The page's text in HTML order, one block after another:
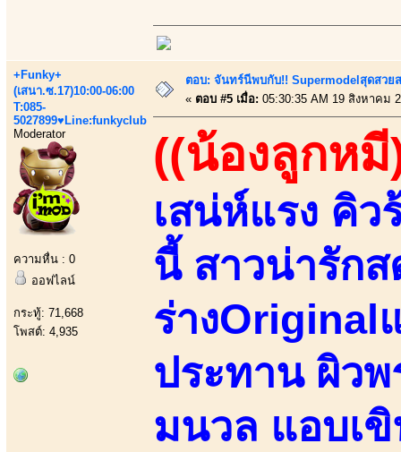
+Funky+
(เสนา.ซ.17)10:00-06:00
T:085-
5027899♥Line:funkyclub
Moderator
ความหื่น : 0
ออฟไลน์
กระทู้: 71,668
โพสต์: 4,935
ตอบ: จันทร์นีพบกับ!! Supermodelสุดสวย
« ตอบ #5 เมื่อ: 05:30:35 AM 19 สิงหาคม
((น้องลูกหมี
เสน่ห์แรง คิว
นี้ สาวน่ารักส
ร่างOriginal
ประทาน ผิว
มนวล แอบเ